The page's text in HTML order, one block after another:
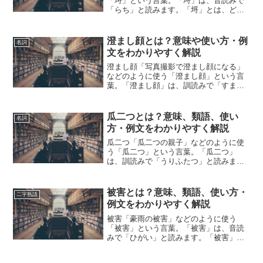
「らち」と読みます。「埒」とは、どの
説などの用例を紹介して、わかりやすく
解説していきます。埒の意味...
名詞
澄まし顔とは？意味や使い方・例
文をわかりやすく解説
澄まし顔「写真撮影で澄まし顔になる」
などのように使う「澄まし顔」という言
葉。「澄まし顔」は、訓読みで「すまし
記事では「澄まし顔」の意味や使い方に
ついて、小説などの用例を...
名詞
瓜二つとは？意味、類語、使い
方・例文をわかりやすく解説
瓜二つ「瓜二つの親子」などのように使
う「瓜二つ」という言葉。「瓜二つ」
は、訓読みで「うりふたつ」と読みま
つ」の意味や使い方や類語について、小
説などの用例を紹介しながら、わ...
二字熟語
被害とは？意味、類語、使い方・
例文をわかりやすく解説
被害「豪雨の被害」などのように使う
「被害」という言葉。「被害」は、音読
みで「ひがい」と読みます。「被害」と